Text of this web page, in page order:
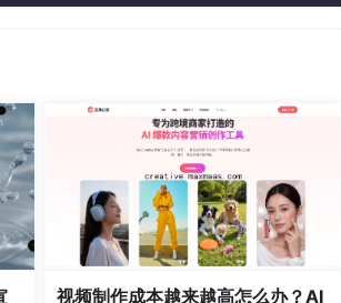
源获取成本底价，以更低成本甄别蓝海
情绪价值”的方法论，再将已验证视觉范
手倾销或清仓时做出快速调整，防止利润
视频制作成本越来越高怎么办？AI